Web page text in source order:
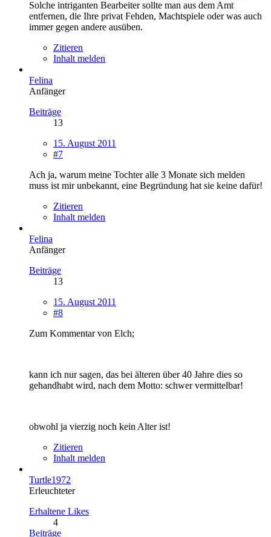
Solche intriganten Bearbeiter sollte man aus dem Amt
entfernen, die Ihre privat Fehden, Machtspiele oder was auch
immer gegen andere ausüben.
Zitieren
Inhalt melden
Felina
Anfänger
Beiträge
13
15. August 2011
#7
Ach ja, warum meine Tochter alle 3 Monate sich melden
muss ist mir unbekannt, eine Begründung hat sie keine dafür!
Zitieren
Inhalt melden
Felina
Anfänger
Beiträge
13
15. August 2011
#8
Zum Kommentar von Elch;
kann ich nur sagen, das bei älteren über 40 Jahre dies so
gehandhabt wird, nach dem Motto: schwer vermittelbar!
obwohl ja vierzig noch kein Alter ist!
Zitieren
Inhalt melden
Turtle1972
Erleuchteter
Erhaltene Likes
4
Beiträge